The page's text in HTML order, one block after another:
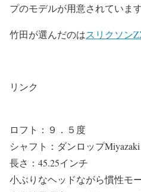
プのモデルが用意されています
竹田が選んだのはスリクソン
リンク
ロフト：９．５度
シャフト：ダンロップ
長さ：45.25インチ
小ぶりなヘッドながら慣性モ